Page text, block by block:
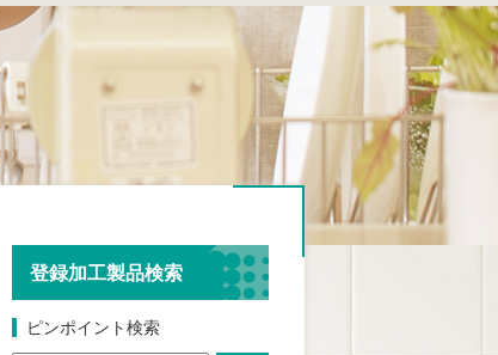
登録加工製品検索
ピンポイント検索